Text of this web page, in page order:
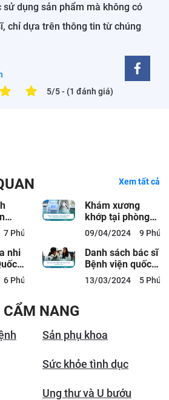
sử dụng sản phẩm mà không có
chỉ dựa trên thông tin từ chúng
5/5- (1 đánh giá)
Xem tất cả
7 Phút đọc
Khám xương
khớp tại phòng
khám ACC: Bác
sĩ, Bảng giá,
Quy...
09/04/2024 9 Phút
nhi
6 Phút đọc
Danh sách bác sĩ
Bệnh viện quốc
tế City và lịch
làm việc
13/03/2024 5 Phút
NANG
Sản phụ khoa
Sức khỏe tình dục
Ung thư và U bướu